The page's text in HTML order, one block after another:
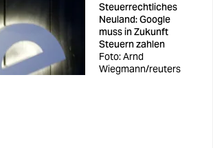
Steuerrechtliches
Neuland: Google
muss in Zukunft
Steuern zahlen
Foto: Arnd
Wiegmann/reuters